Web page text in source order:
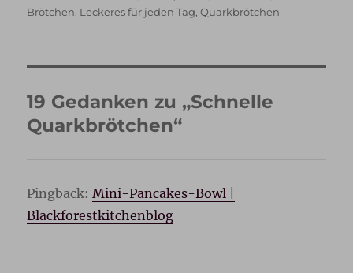
am
Brötchen, Leckeres für jeden Tag,Quarkbrötchen
19 Gedanken zu „Schnelle
Quarkbrötchen“
Pingback: Mini-Pancakes-Bowl |
Blackforestkitchenblog